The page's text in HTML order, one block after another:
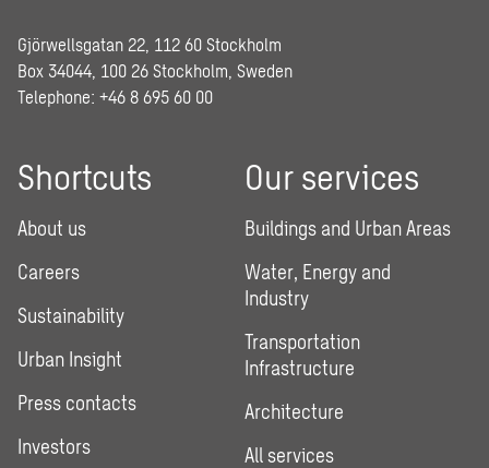
Gjörwellsgatan 22, 112 60 Stockholm
Box 34044, 100 26 Stockholm, Sweden
Telephone: +46 8 695 60 00
Shortcuts
About us
Careers
Sustainability
Urban Insight
Press contacts
Investors
Our services
Buildings and Urban Areas
Water, Energy and
Industry
Transportation
Infrastructure
Architecture
All services